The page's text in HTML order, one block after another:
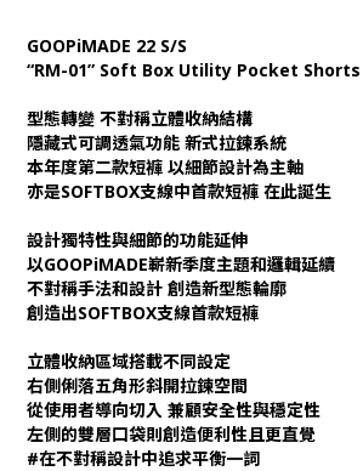
GOOPiMADE 22 S/S
“RM-01” Soft Box Utility Pocket Shorts
型態轉變 不對稱立體收納結構
隱藏式可調透氣功能 新式拉鍊系統
本年度第二款短褲 以細節設計為主軸
亦是SOFTBOX支線中首款短褲 在此誕生
設計獨特性與細節的功能延伸
以GOOPiMADE嶄新季度主題和邏輯延續
不對稱手法和設計 創造新型態輪廓
創造出SOFTBOX支線首款短褲
立體收納區域搭載不同設定
右側俐落五角形斜開拉鍊空間
從使用者導向切入 兼顧安全性與穩定性
左側的雙層口袋則創造便利性且更直覺
#在不對稱設計中追求平衡一詞